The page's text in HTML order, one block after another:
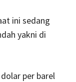
ini sedang
yakni di
per barel